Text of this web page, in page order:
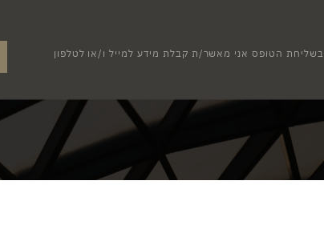
בשליחת הטופס אני מאשר/ת קבלת מידע למייל ו/או לטלפון